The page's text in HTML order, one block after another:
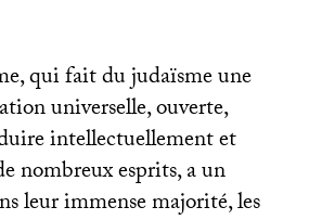
qui fait du judaïsme une
universelle, ouverte,
intellectuellement et
nombreux esprits, a un
leur immense majorité, les